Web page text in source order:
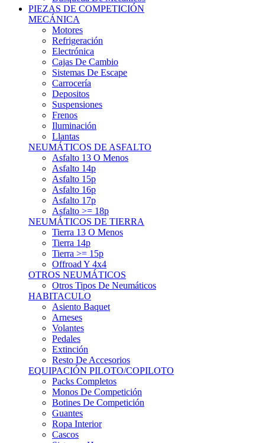
MECÁNICA
Motores
Refrigeración
Electrónica
Cajas De Cambio
Sistemas De Escape
Carrocería
Depositos
Suspensiones
Frenos
Iluminación
Llantas
NEUMÁTICOS DE ASFALTO
Asfalto 13 O Menos
Asfalto 14p
Asfalto 15p
Asfalto 16p
Asfalto 17p
Asfalto >= 18p
NEUMÁTICOS DE TIERRA
Tierra 13 O Menos
Tierra 14p
Tierra >= 15p
Offroad Y 4x4
OTROS NEUMÁTICOS
Otros Tipos De Neumáticos
HABITACULO
Asiento Baquet
Arneses
Volantes
Pedales
Extinción
Resto De Accesorios
EQUIPACIÓN PILOTO/COPILOTO
Packs Completos
Monos De Competición
Botines De Competición
Guantes
Ropa Interior
Cascos
Sistemas Hans
Bolsas Y Mochilas